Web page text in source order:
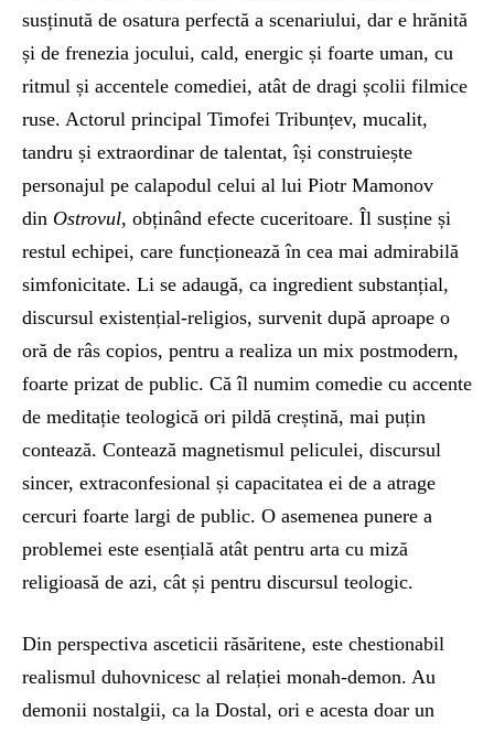
susținută de osatura perfectă a scenariului, dar e hrănită
și de frenezia jocului, cald, energic și foarte uman, cu
ritmul și accentele comediei, atât de dragi școlii filmice
ruse. Actorul principal Timofei Tribunțev, mucalit,
tandru și extraordinar de talentat, își construiește
personajul pe calapodul celui al lui Piotr Mamonov
din Ostrovul, obținând efecte cuceritoare. Îl susține și
restul echipei, care funcționează în cea mai admirabilă
simfonicitate. Li se adaugă, ca ingredient substanțial,
discursul existențial-religios, survenit după aproape o
oră de râs copios, pentru a realiza un mix postmodern,
foarte prizat de public. Că îl numim comedie cu accente
de meditație teologică ori pildă creștină, mai puțin
contează. Contează magnetismul peliculei, discursul
sincer, extraconfesional și capacitatea ei de a atrage
cercuri foarte largi de public. O asemenea punere a
problemei este esențială atât pentru arta cu miză
religioasă de azi, cât și pentru discursul teologic.
Din perspectiva asceticii răsăritene, este chestionabil
realismul duhovnicesc al relației monah-demon. Au
demonii nostalgii, ca la Dostal, ori e acesta doar un